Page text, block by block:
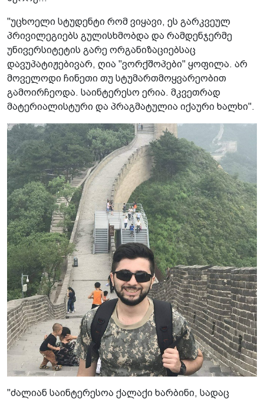
"უცხოელი სტუდენტი რომ ვიყავი, ეს გარკვეულ
პრივილეგიებს გულისხმობდა და რამდენჯერმე
უნივერსიტეტის გარე ორგანიზაციებსაც
დავუპატიჟებივარ, ღია "ვორქშოპები" ყოფილა. არ
მოველოდი ჩინეთი თუ სტუმართმოყვარეობით
გამოირჩეოდა. საინტერესო ერია. მკვეთრად
მატერიალისტური და პრაგმატულია იქაური ხალხი".
"ძალიან საინტერესოა ქალაქი ხარბინი, სადაც